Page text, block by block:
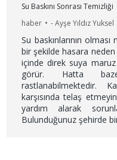
Su Baskını Sonrası Temizliği
haber
-Ayşe Yıldız Yuksel
Su baskınlarının
bir şekilde hasara
içinde direk suya
görür. Hatta
rastlanabilmektedir.
karşısında telaş
yardım alarak
Bulunduğunuz şehirde